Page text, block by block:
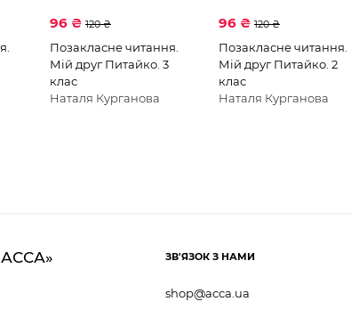
96 ₴ 120 ₴
Позакласне читання.
Мій друг Питайко. 3
клас
Наталя Курганова
96 ₴ 120 ₴
Позакласне читання.
Мій друг Питайко. 2
клас
Наталя Курганова
ЗВ'ЯЗОК З НАМИ
shop@acca.ua